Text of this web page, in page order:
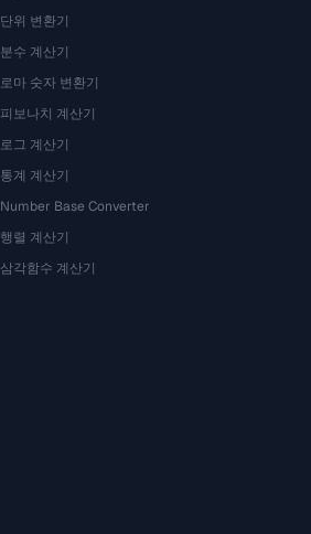
단위 변환기
분수 계산기
로마 숫자 변환기
피보나치 계산기
로그 계산기
통계 계산기
Number Base Converter
행렬 계산기
삼각함수 계산기